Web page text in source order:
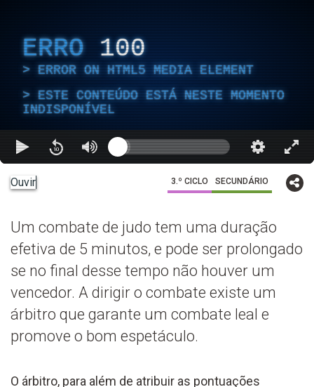
ERRO 100
ERROR ON HTML5 MEDIA ELEMENT
ESTE CONTEÚDO ESTÁ NESTE MOMENTO
INDISPONÍVEL
Ouvir 3.º CICLO SECUNDÁRIO
Um combate de judo tem uma duração
efetiva de 5 minutos, e pode ser prolongado
se no final desse tempo não houver um
vencedor. A dirigir o combate existe um
árbitro que garante um combate leal e
promove o bom espetáculo.
O árbitro, para além de atribuir as pontuações